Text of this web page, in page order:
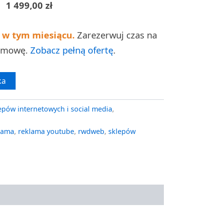
1 499,00 zł
tym miesiącu. Zarezerwuj czas na
Zobacz pełną ofertę.
internetowych i social media,
, reklama youtube, rwdweb, sklepów